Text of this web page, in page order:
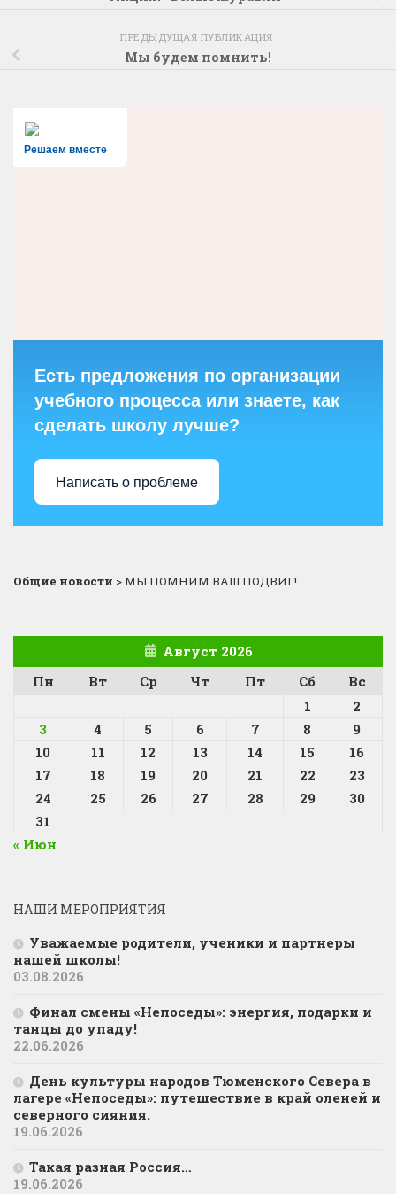
ПРЕДЫДУЩАЯ ПУБЛИКАЦИЯ
Мы будем помнить!
Решаем вместе
Есть предложения по организации
учебного процесса или знаете, как
сделать школу лучше?
Написать о проблеме
Общие новости >МЫ ПОМНИМ ВАШ ПОДВИГ!
Август 2026
Пн
Вт Ср Чт Пт Сб
Вс
1
2
3
4 5 6 7 8
9
10
11 12 13 14 15
16
17
18 19 20 21 22
23
24
25 26 27 28 29
30
31
« Июн
НАШИ МЕРОПРИЯТИЯ
Уважаемые родители, ученики и партнеры
нашей школы!
03.08.2026
Финал смены «Непоседы»: энергия, подарки и
танцы до упаду!
22.06.2026
День культуры народов Тюменского Севера в
лагере «Непоседы»: путешествие в край оленей и
северного сияния.
19.06.2026
Такая разная Россия…
19.06.2026